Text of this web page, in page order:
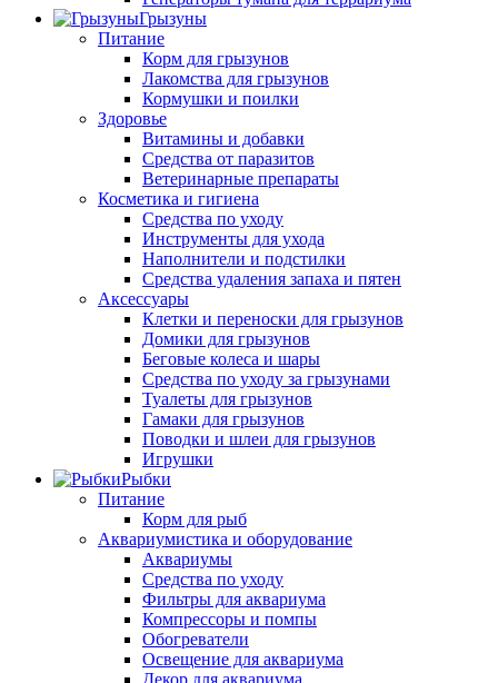
Грызуны
Питание
Корм для грызунов
Лакомства для грызунов
Кормушки и поилки
Здоровье
Витамины и добавки
Средства от паразитов
Ветеринарные препараты
Косметика и гигиена
Средства по уходу
Инструменты для ухода
Наполнители и подстилки
Средства удаления запаха и пятен
Аксессуары
Клетки и переноски для грызунов
Домики для грызунов
Беговые колеса и шары
Средства по уходу за грызунами
Туалеты для грызунов
Гамаки для грызунов
Поводки и шлеи для грызунов
Игрушки
Рыбки
Питание
Корм для рыб
Аквариумистика и оборудование
Аквариумы
Средства по уходу
Фильтры для аквариума
Компрессоры и помпы
Обогреватели
Освещение для аквариума